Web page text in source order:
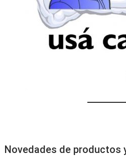
Novedades de productos